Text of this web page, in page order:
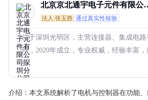
北京京北通宇电子元件有限公
深圳分公司
法人:张玉胜 通过真实性核验
位于深圳光明区，主营连接器、集成电
件，2020年成立，专业权威，经验丰富
务。
介绍： 本文系统解析了电机与控制器在功能